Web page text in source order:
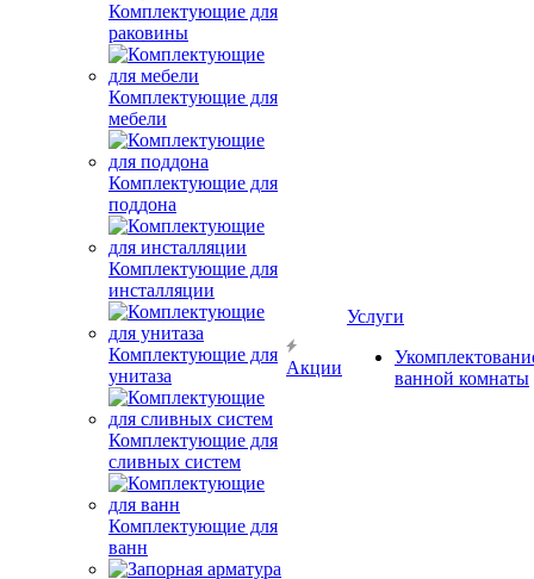
Комплектующие для
раковины
Комплектующие для
мебели
Комплектующие для
поддона
Комплектующие для
инсталляции
Комплектующие для
унитаза
Комплектующие для
сливных систем
Комплектующие для
ванн
Акции
Услуги
ванной комнаты